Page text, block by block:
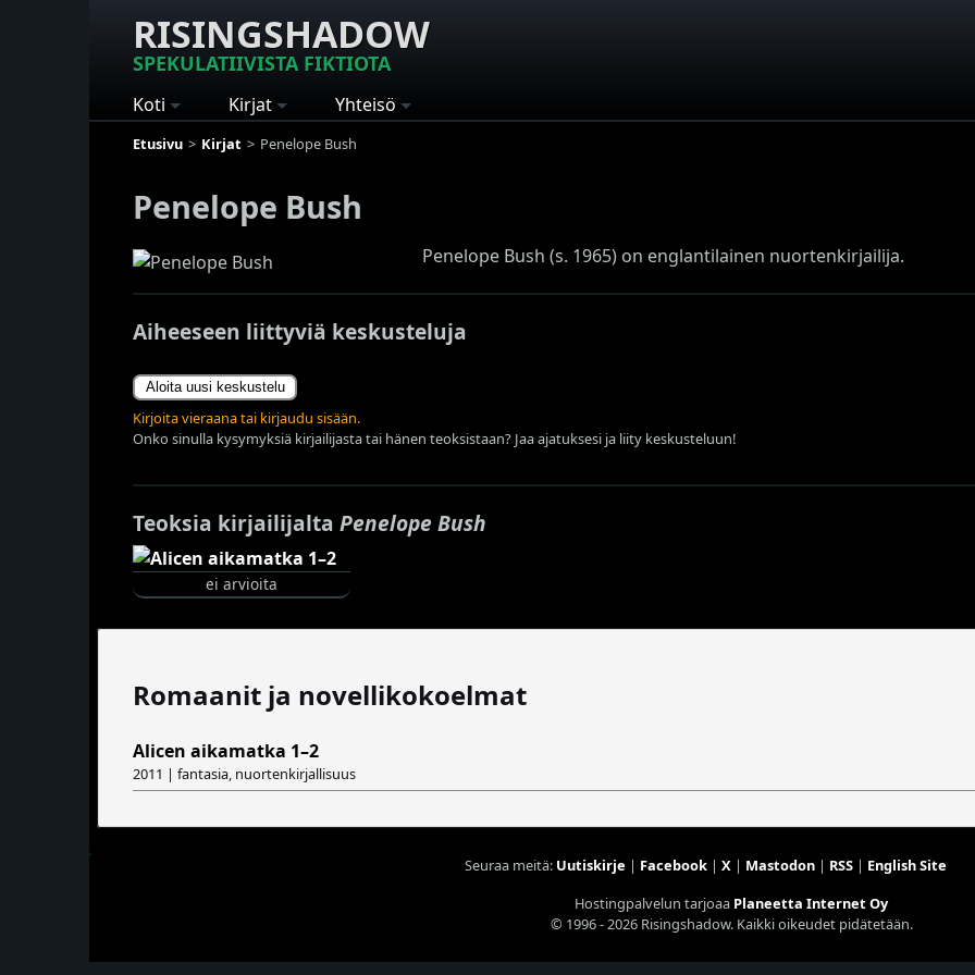
RISINGSHADOW
SPEKULATIIVISTA FIKTIOTA
Koti Kirjat Yhteisö
Etusivu Kirjat Penelope Bush
Penelope Bush
Penelope Bush (s. 1965) on englantilainen nuortenkirjailija.
Aiheeseen liittyviä keskusteluja
Aloita uusi keskustelu
Kirjoita vieraana tai kirjaudu sisään.
Onko sinulla kysymyksiä kirjailijasta tai hänen teoksistaan? Jaa ajatuksesi ja liity keskusteluun!
Teoksia kirjailijalta Penelope Bush
ei arvioita
Romaanit ja novellikokoelmat
Alicen aikamatka 1–2
2011 | fantasia, nuortenkirjallisuus
Seuraa meitä: Uutiskirje | Facebook| X| Mastodon| RSS| English Site
Hostingpalvelun tarjoaa Planeetta Internet Oy
© 1996 - 2026 Risingshadow. Kaikki oikeudet pidätetään.